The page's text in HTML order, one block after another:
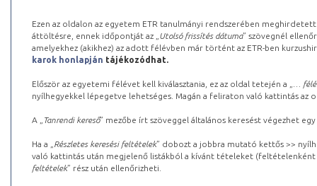
Ezen az oldalon az egyetem ETR tanulmányi rendszerében
áttöltésre, ennek időpontját az „ Utolsó frissítés dátuma” szövegnél
amelyekhez (akikhez) az adott félévben már történt az ETR-ben
karok honlapján tájékozódhat.
Először az egyetemi félévet kell kiválasztania, ez az oldal tetején a „
…
nyílhegyekkel lépegetve lehetséges. Magán a feliraton való kattintás az
A „ Tanrendi kereső” mezőbe írt szöveggel általános keresést végezhet
Ha a „ Részletes keresési feltételek” dobozt a jobbra mutató kettős >>
való kattintás után megjelenő listákból a kívánt tételeket (feltételenként
feltételek” rész után ellenőrizheti.